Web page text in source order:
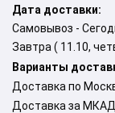
Дата доставки:
Самовывоз -
Завтра ( 11.10,
Варианты
Доставка по
Доставка за МКАД